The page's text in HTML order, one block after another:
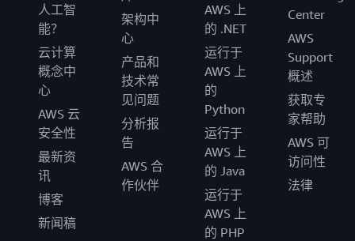
人工智
能？
云计算
概念中
心
AWS 云
安全性
最新资
讯
博客
新闻稿
架构中
心
产品和
技术常
见问题
分析报
告
AWS 合
作伙伴
AWS 上
的 .NET
运行于
AWS 上
的
Python
运行于
AWS 上
的 Java
运行于
AWS 上
的 PHP
Center
AWS
Support
概述
获取专
家帮助
AWS 可
访问性
法律